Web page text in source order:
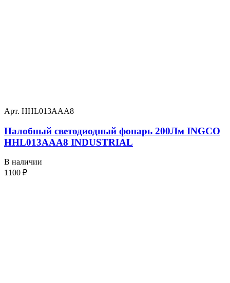
Арт. HHL013AAA8
Налобный светодиодный фонарь 200Лм INGCO
HHL013AAA8 INDUSTRIAL
В наличии
1100 ₽